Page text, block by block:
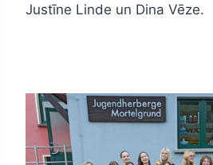
Justīne Linde un Dina Vēze.